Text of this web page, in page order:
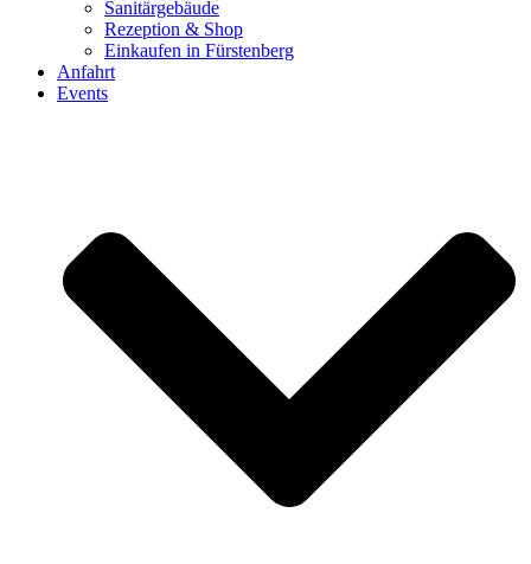
Sanitärgebäude
Rezeption & Shop
Einkaufen in Fürstenberg
Anfahrt
Events